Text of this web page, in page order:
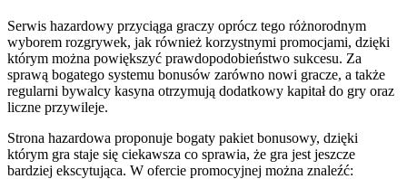
Serwis hazardowy przyciąga graczy oprócz tego różnorodnym
wyborem rozgrywek, jak również korzystnymi promocjami, dzięki
którym można powiększyć prawdopodobieństwo sukcesu. Za
sprawą bogatego systemu bonusów zarówno nowi gracze, a także
regularni bywalcy kasyna otrzymują dodatkowy kapitał do gry oraz
liczne przywileje.
Strona hazardowa proponuje bogaty pakiet bonusowy, dzięki
którym gra staje się ciekawsza co sprawia, że gra jest jeszcze
bardziej ekscytująca. W ofercie promocyjnej można znaleźć: